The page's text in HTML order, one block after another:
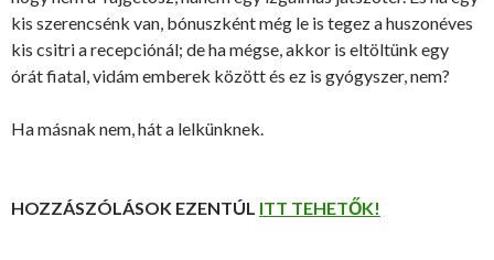
kis szerencsénk van, bónuszként még le is tegez a huszonéves
kis csitri a recepciónál; de ha mégse, akkor is eltöltünk egy
órát fiatal, vidám emberek között és ez is gyógyszer, nem?
Ha másnak nem, hát a lelkünknek.
HOZZÁSZÓLÁSOK EZENTÚL ITT TEHETŐK!